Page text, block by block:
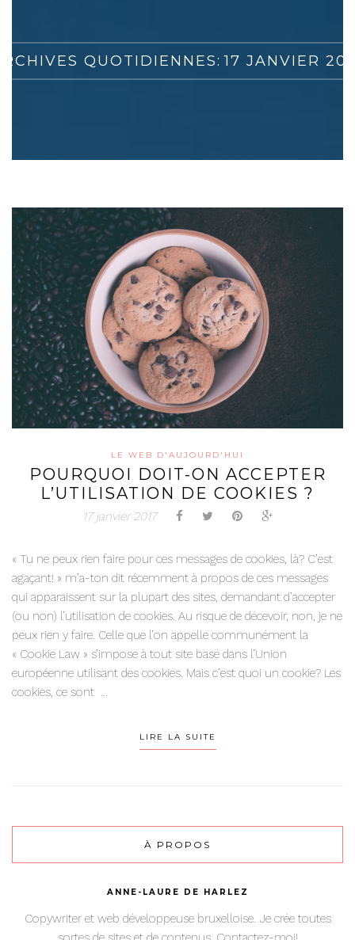
QUOTIDIENNES: 17 JANVIER
LE WEB D'AUJOURD'HUI
POURQUOI DOIT-ON ACCEPTER
L’UTILISATION DE COOKIES ?
17 janvier 2017
« Tu ne peux rien faire pour ces messages de cookies, là? C’est
agaçant! » m’a-ton dit récemment à propos de ces messages
qui apparaissent sur la plupart des sites, demandant d’accepter
(ou non) l’utilisation de cookies. Au risque de décevoir, non, je ne
peux rien y faire. Celle que l’on appelle communément la
« Cookie Law » s’impose à tout site basé dans l’Union
européenne utilisant des cookies. Mais c’est quoi un cookie? Les
cookies, ce sont ...
LIRE LA SUITE
À PROPOS
ANNE-LAURE DE HARLEZ
Copywriter et web développeuse bruxelloise. Je crée toutes